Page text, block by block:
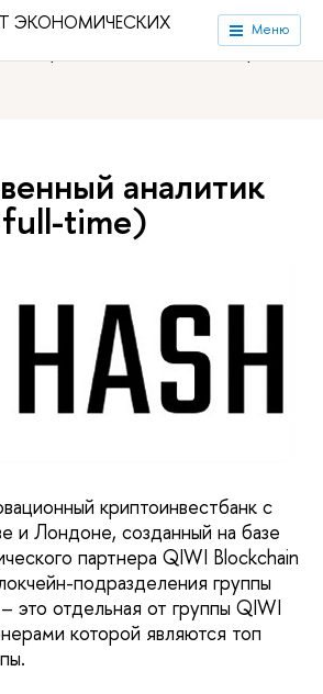
ЭКОНОМИЧЕСКИХ Меню
университет «Высшая
Факультет экономических наук
аналитик
time)
криптоинвестбанк с
и Лондоне, созданный на базе
партнера QIWI Blockchain
подразделения группы
это отдельная от группы QIWI
которой являются топ